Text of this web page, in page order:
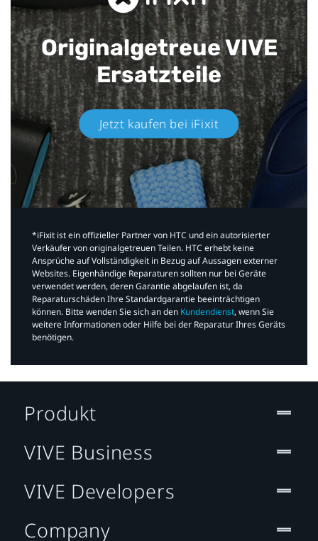
Originalgetreue VIVE
Ersatzteile
Jetzt kaufen bei iFixit​
*iFixit ist ein offizieller Partner von HTC und ein autorisierter
Verkäufer von originalgetreuen Teilen. HTC erhebt keine
Ansprüche auf Vollständigkeit in Bezug auf Aussagen externer
Websites. Eigenhändige Reparaturen sollten nur bei Geräte
verwendet werden, deren Garantie abgelaufen ist, da
Reparaturschäden Ihre Standardgarantie beeinträchtigen
können. Bitte wenden Sie sich an den Kundendienst, wenn Sie
weitere Informationen oder Hilfe bei der Reparatur Ihres Geräts
benötigen.​
Produkt
VIVE Business
VIVE Developers
Company